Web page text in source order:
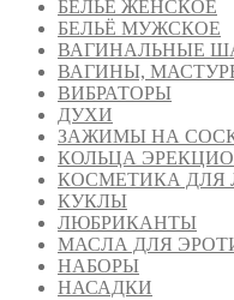
БЕЛЬЁ ЖЕНСКОЕ
БЕЛЬЁ МУЖСКОЕ
ВАГИНАЛЬНЫЕ
ВАГИНЫ,
ВИБРАТОРЫ
ДУХИ
ЗАЖИМЫ НА
КОЛЬЦА
КОСМЕТИКА ДЛЯ
КУКЛЫ
ЛЮБРИКАНТЫ
МАСЛА ДЛЯ
НАБОРЫ
НАСАДКИ